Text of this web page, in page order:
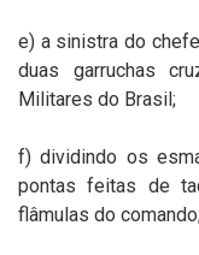
e) a sinistra do
duas garruchas
Militares do Brasil;
f) dividindo os
pontas feitas de
flâmulas do